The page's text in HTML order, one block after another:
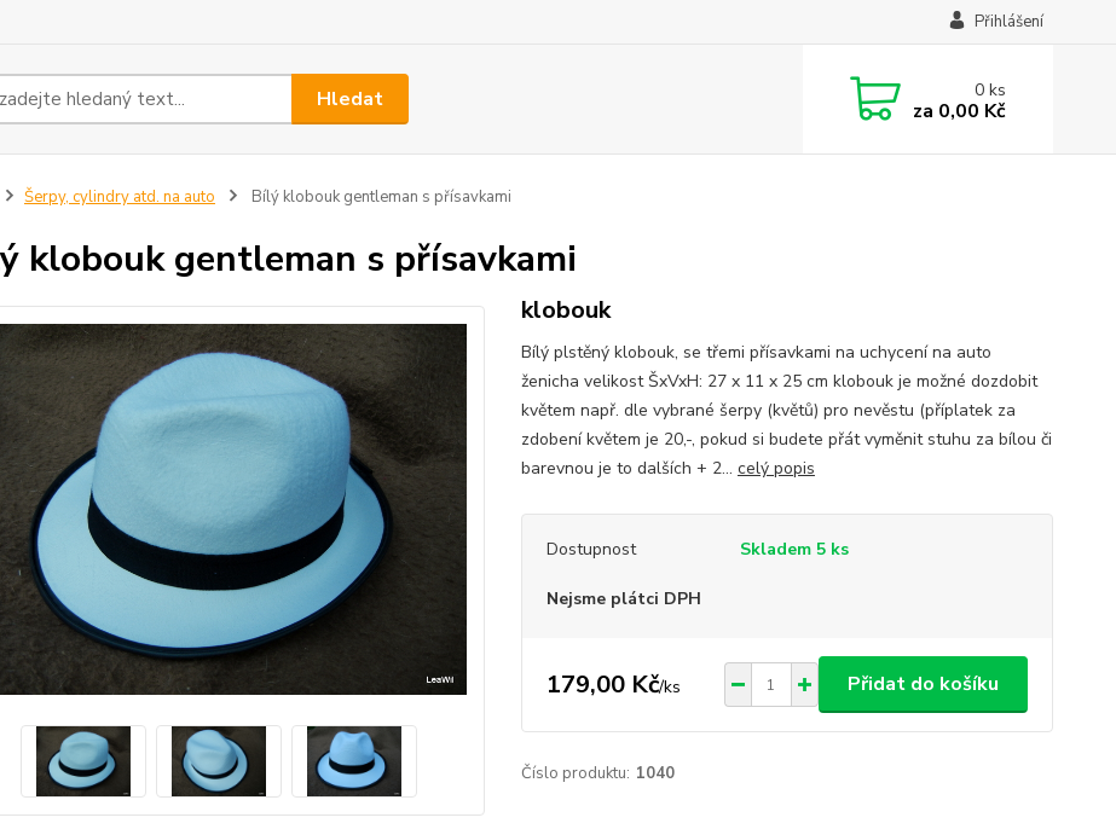
Přihlášení
Hledat 0ks
za 0,00 Kč
Šerpy, cylindry atd. na auto Bílý klobouk gentleman s přísavkami
klobouk gentleman s přísavkami
klobouk
Bílý plstěný klobouk, se třemi přísavkami na uchycení na auto
ženicha velikost ŠxVxH: 27 x 11 x 25 cm klobouk je možné dozdobit
květem např. dle vybrané šerpy (květů) pro nevěstu (příplatek za
zdobení květem je 20,-, pokud si budete přát vyměnit stuhu za bílou či
barevnou je to dalších + 2... celý popis
Dostupnost Skladem 5 ks
Nejsme plátci DPH
179,00 Kč/ks Přidat do košíku
Číslo produktu: 1040